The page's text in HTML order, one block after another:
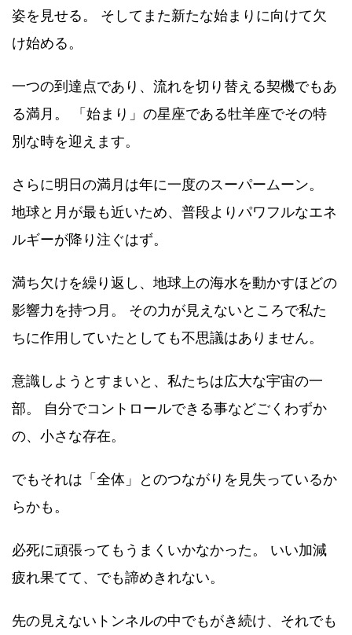
姿を見せる。 そしてまた新たな始まりに向けて欠
け始める。
一つの到達点であり、流れを切り替える契機でもあ
る満月。 「始まり」の星座である牡羊座でその特
別な時を迎えます。
さらに明日の満月は年に一度のスーパームーン。
地球と月が最も近いため、普段よりパワフルなエネ
ルギーが降り注ぐはず。
満ち欠けを繰り返し、地球上の海水を動かすほどの
影響力を持つ月。 その力が見えないところで私た
ちに作用していたとしても不思議はありません。
意識しようとすまいと、私たちは広大な宇宙の一
部。 自分でコントロールできる事などごくわずか
の、小さな存在。
でもそれは「全体」とのつながりを見失っているか
らかも。
必死に頑張ってもうまくいかなかった。 いい加減
疲れ果てて、でも諦めきれない。
先の見えないトンネルの中でもがき続け、それでも